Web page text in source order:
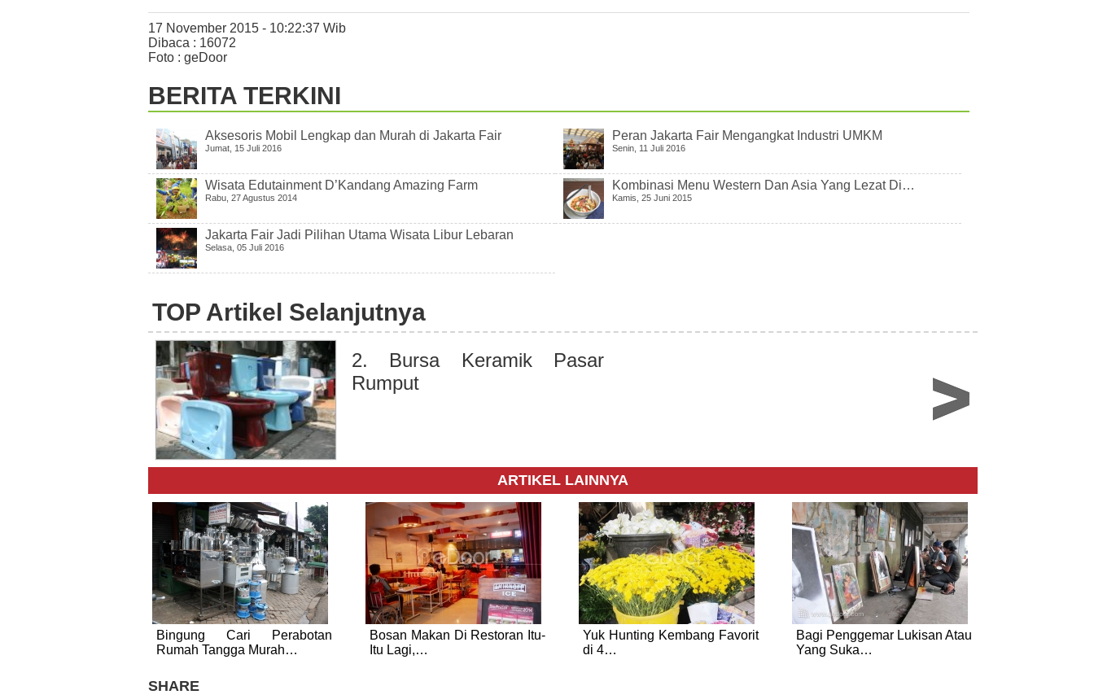
17 November 2015 - 10:22:37 Wib
Dibaca : 16072
Foto : geDoor
BERITA TERKINI
Aksesoris Mobil Lengkap dan Murah di Jakarta Fair
Jumat, 15 Juli 2016
Peran Jakarta Fair Mengangkat Industri UMKM
Senin, 11 Juli 2016
Wisata Edutainment D’Kandang Amazing Farm
Rabu, 27 Agustus 2014
Kombinasi Menu Western Dan Asia Yang Lezat Di…
Kamis, 25 Juni 2015
Jakarta Fair Jadi Pilihan Utama Wisata Libur Lebaran
Selasa, 05 Juli 2016
TOP Artikel Selanjutnya
2. Bursa Keramik Pasar
Rumput
ARTIKEL LAINNYA
Bingung Cari Perabotan
Rumah Tangga Murah…
Bosan Makan Di Restoran Itu-
Itu Lagi,…
Yuk Hunting Kembang Favorit
di 4…
Bagi Penggemar Lukisan Atau
Yang Suka…
SHARE